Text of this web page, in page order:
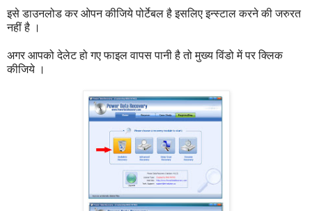
इसे डाउनलोड कर ओपन कीजिये पोर्टेबल है इसलिए इन्स्टाल करने की जरुरत
नहीं है ।
अगर आपको देलेट हो गए फाइल वापस पानी है तो मुख्य विंडो में पर क्लिक
कीजिये ।